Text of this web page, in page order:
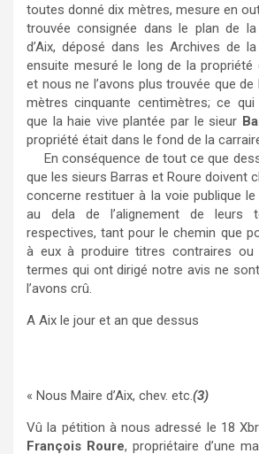
toutes donné dix mètres, mesure en
trouvée consignée dans le plan de
d’Aix, déposé dans les Archives de
ensuite mesuré le long de la propriété
et nous ne l’avons plus trouvée que
mètres cinquante centimètres; ce
que la haie vive plantée par le sieur
propriété était dans le fond de la
En conséquence de tout ce que
que les sieurs Barras et Roure doivent
concerne restituer à la voie publique
au dela de l’alignement de leurs
respectives, tant pour le chemin que
à eux à produire titres contraires ou
termes qui ont dirigé notre avis ne
l’avons crû.
A Aix le jour et an que dessus
« Nous Maire d’Aix, chev. etc.(3)
Vû la pétition à nous adressé le 18
François Roure, propriétaire d’une